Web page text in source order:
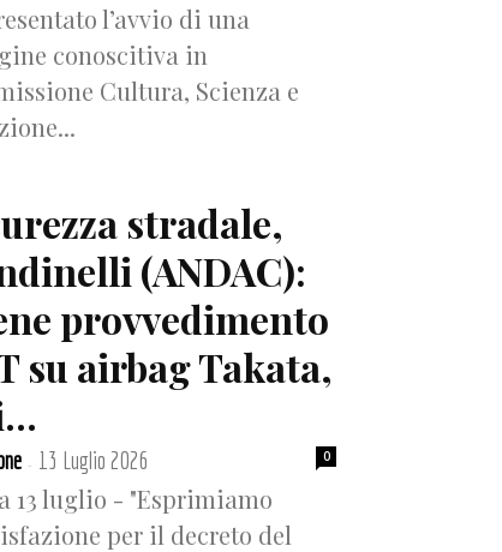
l’avvio di una
conoscitiva in
Cultura, Scienza e
stradale,
(ANDAC):
provvedimento
su airbag Takata,
- 13 Luglio 2026 0
13 luglio - "Esprimiamo
per il decreto del